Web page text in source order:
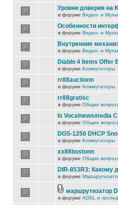
Уровни доверия на
в форуме Видео- и
Особенности
в форуме Видео- и
Внутренние
в форуме Видео- и
Diablo 4 Items Offer
в форуме Коммутаторы
rr88auctionn
в форуме Коммутаторы
rr88gratisc
в форуме Общие
Is Vocalnewsmedia
в форуме Общие
DGS-1250 DHCP
в форуме Коммутаторы
xx88bostonn
в форуме Общие
DIR-853R3: Какому
в форуме
маршрутизатор
в форуме ADSL и